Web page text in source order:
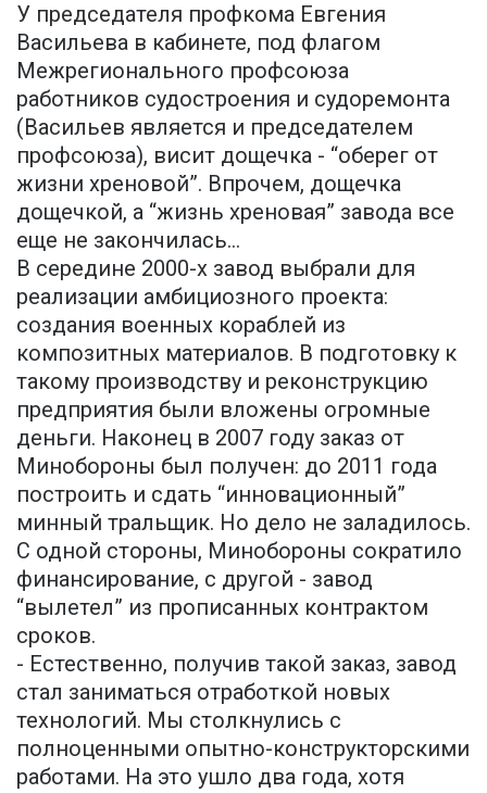
У председателя профкома Евгения
Васильева в кабинете, под флагом
Межрегионального профсоюза
работников судостроения и судоремонта
(Васильев является и председателем
профсоюза), висит дощечка - “оберег от
жизни хреновой”. Впрочем, дощечка
дощечкой, а “жизнь хреновая” завода все
еще не закончилась...
В середине 2000-х завод выбрали для
реализации амбициозного проекта:
создания военных кораблей из
композитных материалов. В подготовку к
такому производству и реконструкцию
предприятия были вложены огромные
деньги. Наконец в 2007 году заказ от
Минобороны был получен: до 2011 года
построить и сдать “инновационный”
минный тральщик. Но дело не заладилось.
С одной стороны, Минобороны сократило
финансирование, с другой - завод
“вылетел” из прописанных контрактом
сроков.
- Естественно, получив такой заказ, завод
стал заниматься отработкой новых
технологий. Мы столкнулись с
полноценными опытно-конструкторскими
работами. На это ушло два года, хотя